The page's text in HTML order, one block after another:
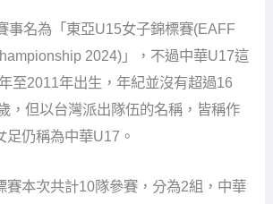
事名為「東亞U15女子錦標賽(EAFF
2024)」，不過中華U17這
至2011年出生，年紀並沒有超過16
，但以台灣派出隊伍的名稱，皆稱作
足仍稱為中華U17。
賽本次共計10隊參賽，分為2組，中華